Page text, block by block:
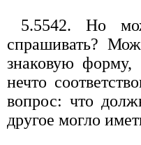
5.5542. Но
спрашивать?
знаковую
нечто
вопрос: что
другое могло